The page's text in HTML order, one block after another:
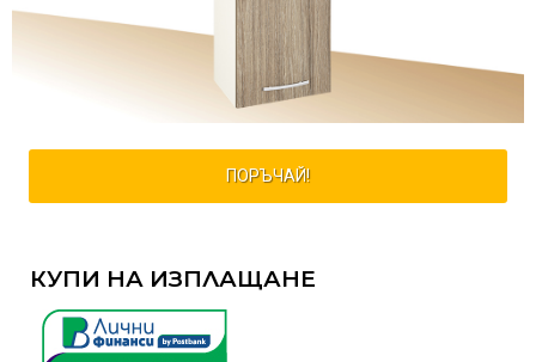
ПОРЪЧАЙ!
КУПИ НА ИЗПЛАЩАНЕ